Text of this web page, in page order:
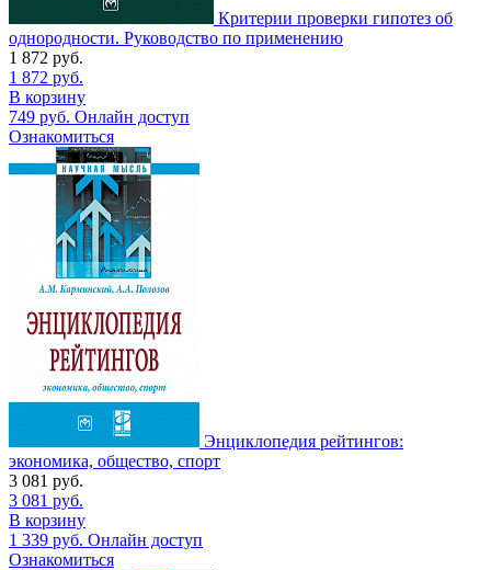
Критерии проверки гипотез об
однородности. Руководство по применению
1 872 руб.
1 872 руб.
В корзину
749 руб. Онлайн доступ
Ознакомиться
Энциклопедия рейтингов:
экономика, общество, спорт
3 081 руб.
3 081 руб.
В корзину
1 339 руб. Онлайн доступ
Ознакомиться